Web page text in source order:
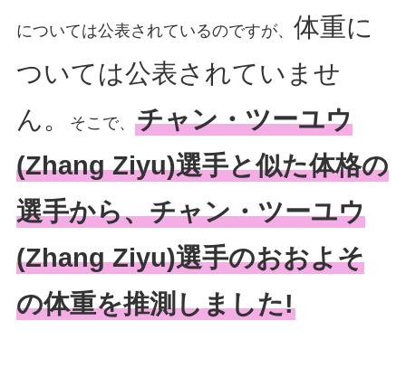
については公表されているのですが、 体重に
ついては公表されていませ
ん。
そこで、 チャン・ツーユウ
(Zhang Ziyu)選手と似た体格の
選手から、チャン・ツーユウ
(Zhang Ziyu)選手のおおよそ
の体重を推測しました!